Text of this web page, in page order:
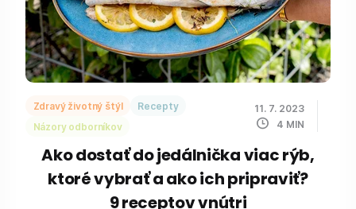
Zdravý životný štýl
Recepty
Názory odborníkov
11. 7. 2023
4 MIN
Ako dostať do jedálnička viac rýb,
ktoré vybrať a ako ich pripraviť?
9 receptov vnútri